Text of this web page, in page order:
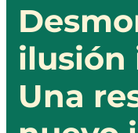
ilusión
Una